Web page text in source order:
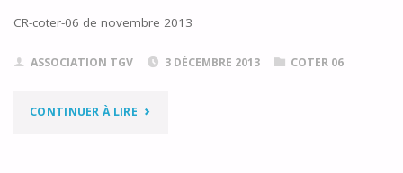
CR-coter-06 de novembre 2013
ASSOCIATION TGV 3 DÉCEMBRE 2013 COTER 06
CONTINUER À LIRE"COMITÉ